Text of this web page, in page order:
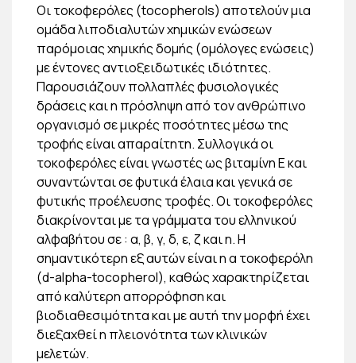
Οι τοκοφερόλες (tocopherols) αποτελούν μια
ομάδα λιποδιαλυτών χημικών ενώσεων
παρόμοιας χημικής δομής (ομόλογες ενώσεις)
με έντονες αντιοξειδωτικές ιδιότητες.
Παρουσιάζουν πολλαπλές φυσιολογικές
δράσεις και η πρόσληψη από τον ανθρώπινο
οργανισμό σε μικρές ποσότητες μέσω της
τροφής είναι απαραίτητη. Συλλογικά οι
τοκοφερόλες είναι γνωστές ως βιταμίνη Ε και
συναντώνται σε φυτικά έλαια και γενικά σε
φυτικής προέλευσης τροφές. Οι τοκοφερόλες
διακρίνονται με τα γράμματα του ελληνικού
αλφαβήτου σε : α, β, γ, δ, ε, ζ και η. Η
σημαντικότερη εξ αυτών είναι η α τοκοφερόλη
(d-alpha-tocopherol), καθώς χαρακτηρίζεται
από καλύτερη απορρόφηση και
βιοδιαθεσιμότητα και με αυτή την μορφή έχει
διεξαχθεί η πλειονότητα των κλινικών
μελετών.